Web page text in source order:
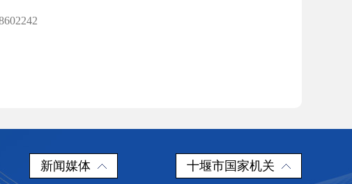
新闻媒体 十堰市国家机关